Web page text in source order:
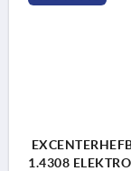
1.4308